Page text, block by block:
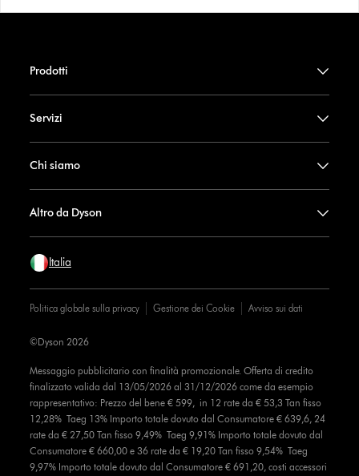
Prodotti
Servizi
Chi siamo
Altro da Dyson
Italia
Politica globale sulla privacy Gestione dei Cookie Avviso sui dati
Messaggio pubblicitario con finalità promozionale. Offerta di credito
finalizzato valida dal 13/05/2026 al 31/12/2026 come da esempio
rappresentativo: Prezzo del bene € 599, in 12 rate da € 53,3 Tan fisso
12,28% Taeg 13% Importo totale dovuto dal Consumatore € 639,6, 24
rate da € 27,50 Tan fisso 9,49% Taeg 9,91% Importo totale dovuto dal
Consumatore € 660,00 e 36 rate da € 19,20 Tan fisso 9,54% Taeg
9,97% Importo totale dovuto dal Consumatore € 691,20, costi accessori
©Dyson 2026